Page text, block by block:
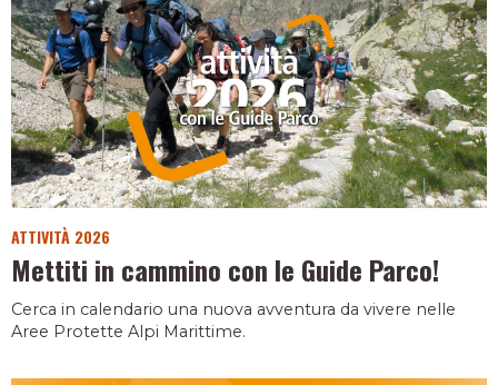
ATTIVITÀ 2026
Mettiti in cammino con le Guide Parco!
Cerca in calendario una nuova avventura da vivere nelle
Aree Protette Alpi Marittime.